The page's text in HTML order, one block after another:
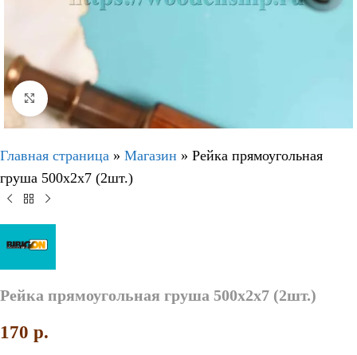
Нажмите, чтобы увеличить
Главная страница » Магазин » Рейка прямоугольная
груша 500х2х7 (2шт.)
Рейка прямоугольная груша 500х2х7 (2шт.)
170 p.